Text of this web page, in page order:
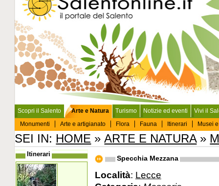
Scopri il Salento
Arte e Natura
Monumenti
Arte e artigianato Flora Fauna Itinerari Musei
Turismo Notizie ed eventi Vivi il
SEI IN: HOME »ARTE E NATURA»
Specchia Mezzana
Località: Lecce
Itinerari